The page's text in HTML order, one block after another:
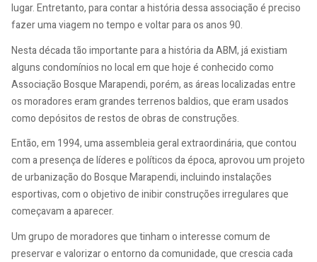
lugar. Entretanto, para contar a história dessa associação é preciso
fazer uma viagem no tempo e voltar para os anos 90.
Nesta década tão importante para a história da ABM, já existiam
alguns condomínios no local em que hoje é conhecido como
Associação Bosque Marapendi, porém, as áreas localizadas entre
os moradores eram grandes terrenos baldios, que eram usados
como depósitos de restos de obras de construções.
Então, em 1994, uma assembleia geral extraordinária, que contou
com a presença de líderes e políticos da época, aprovou um projeto
de urbanização do Bosque Marapendi, incluindo instalações
esportivas, com o objetivo de inibir construções irregulares que
começavam a aparecer.
Um grupo de moradores que tinham o interesse comum de
preservar e valorizar o entorno da comunidade, que crescia cada